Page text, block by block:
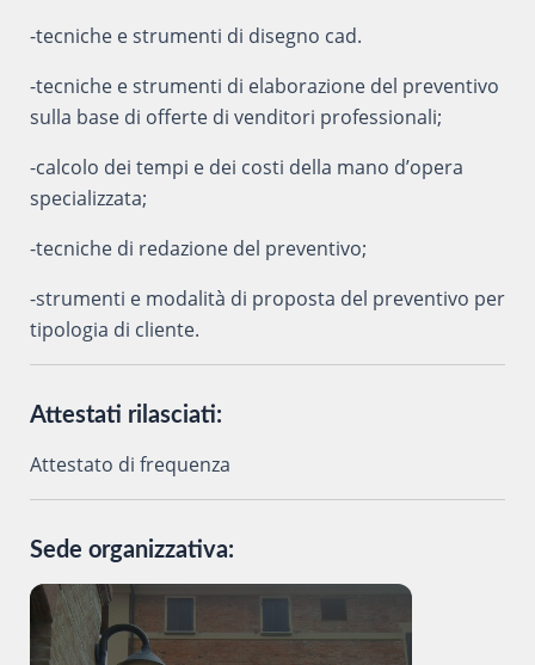
-tecniche e strumenti di disegno cad.
-tecniche e strumenti di elaborazione del preventivo
sulla base di offerte di venditori professionali;
-calcolo dei tempi e dei costi della mano d’opera
specializzata;
-tecniche di redazione del preventivo;
-strumenti e modalità di proposta del preventivo per
tipologia di cliente.
Attestati rilasciati:
Attestato di frequenza
Sede organizzativa: